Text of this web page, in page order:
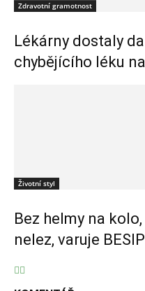
Zdravotní gramotnost
Lékárny dostaly
chybějícího léku
Životní styl
Bez helmy na
nelez, varuje BESIP